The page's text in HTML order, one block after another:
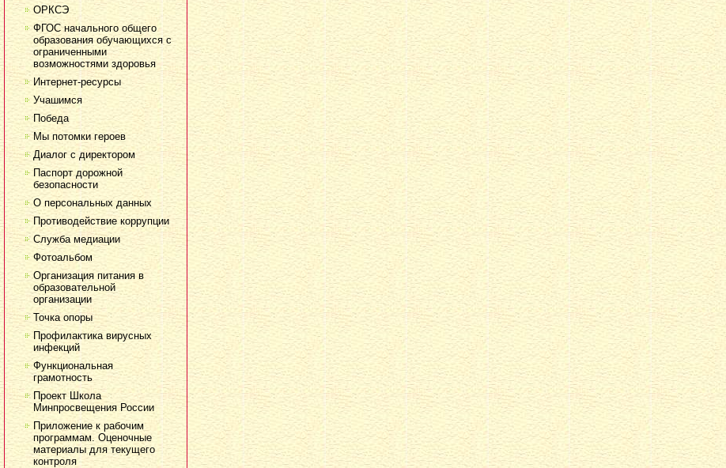
ОРКСЭ
ФГОС начального общего
образования обучающихся с
ограниченными
возможностями здоровья
Интернет-ресурсы
Учашимся
Победа
Мы потомки героев
Диалог с директором
Паспорт дорожной
безопасности
О персональных данных
Противодействие коррупции
Служба медиации
Фотоальбом
Организация питания в
образовательной
организации
Точка опоры
Профилактика вирусных
инфекций
Функциональная
грамотность
Проект Школа
Минпросвещения России
Приложение к рабочим
программам. Оценочные
материалы для текущего
контроля